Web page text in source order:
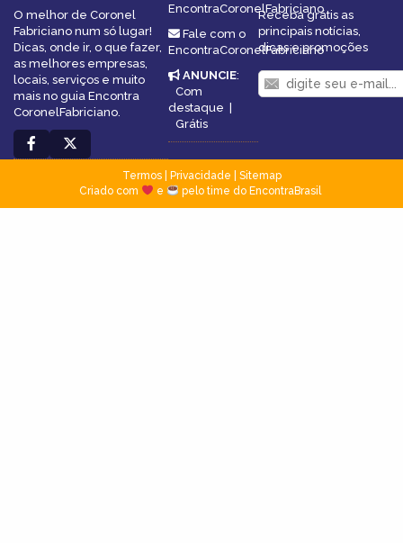
O melhor de Coronel
Fabriciano num só lugar!
Dicas, onde ir, o que fazer,
as melhores empresas,
locais, serviços e muito
mais no guia Encontra
CoronelFabriciano.
EncontraCoronelFabriciano
Fale com o
EncontraCoronelFabriciano
ANUNCIE:
Com
destaque |
Grátis
Receba grátis as
principais notícias,
dicas e promoções
Termos| Privacidade
Sitemap
Criado com
e pelo time do EncontraBrasil